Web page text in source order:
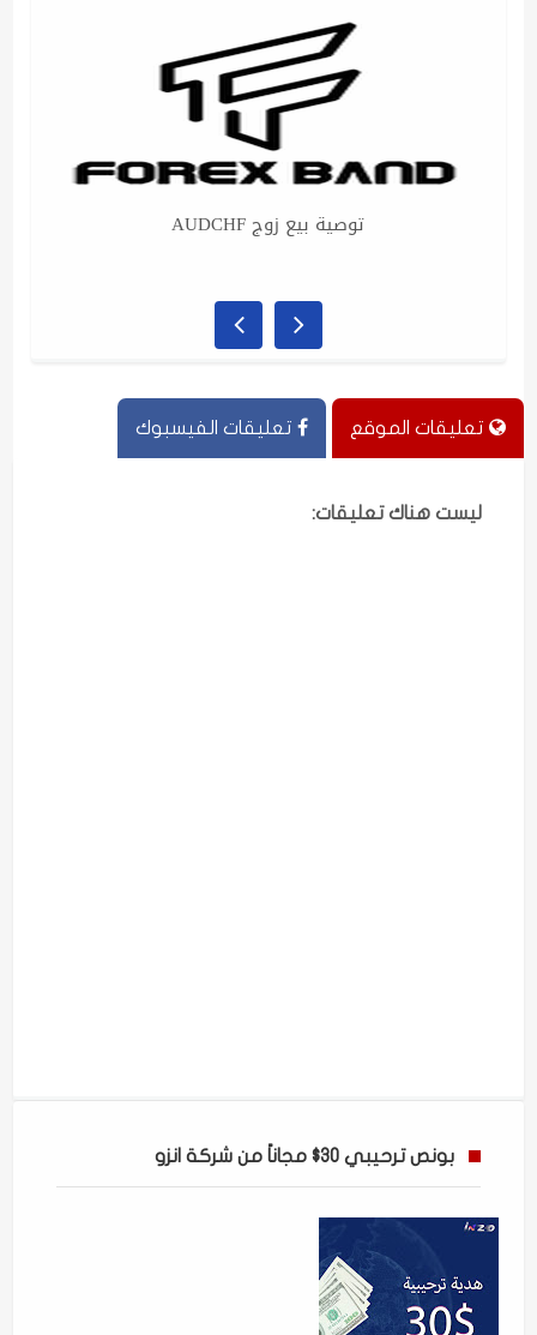
توصية شراء زوج GBPNZD
تعليقات الموقع تعليقات الفيسبوك
ليست هناك تعليقات:
بونص ترحيبي 30$ مجاناً من شركة انزو